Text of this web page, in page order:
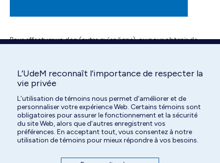
Pour effectuer un don (autre qu’en ligne), ou pour obtenir de
spécifier à quel secteur ou service votre don doit être attribué,
s’il y a lieu.
L’UdeM reconnaît l’importance de respecter la
vie privée
L’utilisation de témoins nous permet d’améliorer et de
personnaliser votre expérience Web. Certains témoins sont
obligatoires pour assurer le fonctionnement et la sécurité
du site Web, alors que d’autres enregistrent vos
préférences. En acceptant tout, vous consentez à notre
utilisation de témoins pour mieux répondre à vos besoins.